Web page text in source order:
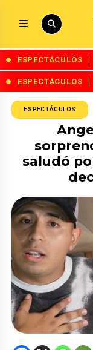
ESPECTÁCULOS
ESPECTÁCULOS
ESPECTÁCULOS
saludó